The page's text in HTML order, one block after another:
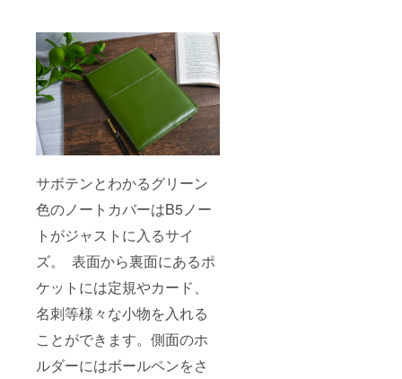
サボテンとわかるグリーン
色のノートカバーはB5ノー
トがジャストに入るサイ
ズ。 表面から裏面にあるポ
ケットには定規やカード、
名刺等様々な小物を入れる
ことができます。側面のホ
ルダーにはボールペンをさ